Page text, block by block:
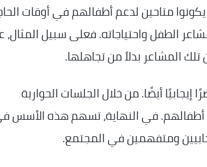
متاحين لدعم أطفالهم في أوقات
الطفل واحتياجاته. فعلى سبيل المثال،
المشاعر بدلاً من تجاهلها.
أيضًا. من خلال الجلسات الحوارية
أطفالهم. في النهاية، تسهم هذه الأسس
ومتفهمين في المجتمع.